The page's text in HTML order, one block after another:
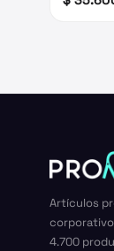
Artículos
4.700